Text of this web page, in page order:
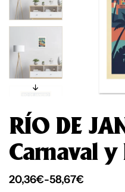
RÍO DE
Carnaval y
20,36€-58,67€